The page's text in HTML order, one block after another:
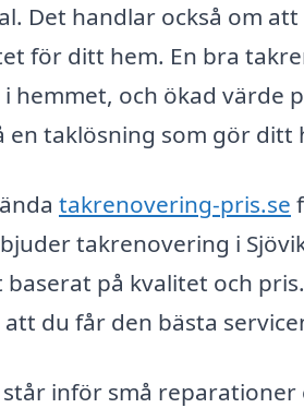
Det handlar också om
för ditt hem. En bra
hemmet, och ökad värde
en taklösning som gör
takrenovering-pris.se
takrenovering i
baserat på kvalitet och
du får den bästa
inför små